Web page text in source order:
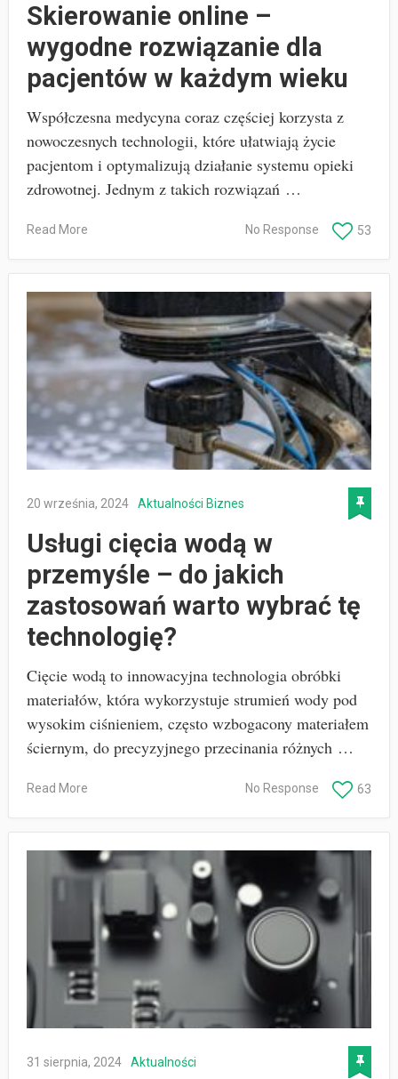
Skierowanie online –
wygodne rozwiązanie dla
pacjentów w każdym wieku
Współczesna medycyna coraz częściej korzysta z
nowoczesnych technologii, które ułatwiają życie
pacjentom i optymalizują działanie systemu opieki
zdrowotnej. Jednym z takich rozwiązań …
Read More 53
No Response
20 września, 2024 Aktualności Biznes
Usługi cięcia wodą w
przemyśle – do jakich
zastosowań warto wybrać tę
technologię?
Cięcie wodą to innowacyjna technologia obróbki
materiałów, która wykorzystuje strumień wody pod
wysokim ciśnieniem, często wzbogacony materiałem
ściernym, do precyzyjnego przecinania różnych …
Read More 63
No Response
31 sierpnia, 2024 Aktualności